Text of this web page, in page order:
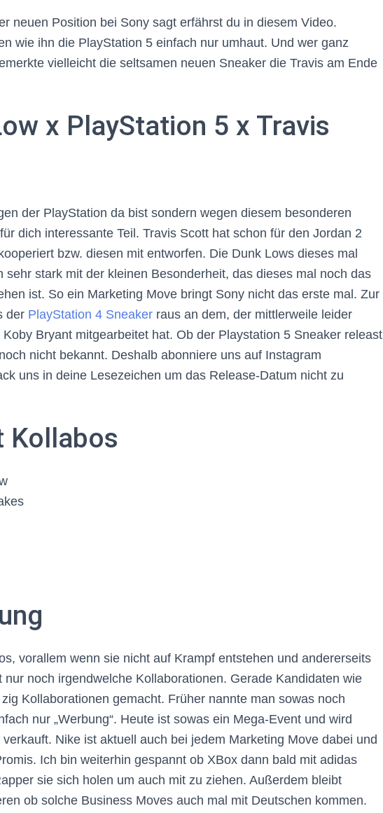
neuen Position bei Sony sagt erfährst du in diesem Video.
wie ihn die PlayStation 5 einfach nur umhaut. Und wer ganz
vielleicht die seltsamen neuen Sneaker die Travis am Ende
x PlayStation 5 x Travis
der PlayStation da bist sondern wegen diesem besonderen
dich interessante Teil. Travis Scott hat schon für den Jordan 2
bzw. diesen mit entworfen. Die Dunk Lows dieses mal
sehr stark mit der kleinen Besonderheit, das dieses mal noch das
ist. So ein Marketing Move bringt Sony nicht das erste mal. Zur
der PlayStation 4 Sneaker raus an dem, der mittlerweile leider
Bryant mitgearbeitet hat. Ob der Playstation 5 Sneaker releast
nicht bekannt. Deshalb abonniere uns auf Instagram
uns in deine Lesezeichen um das Release-Datum nicht zu
Kollabos
vorallem wenn sie nicht auf Krampf entstehen und andererseits
noch irgendwelche Kollaborationen. Gerade Kandidaten wie
Kollaborationen gemacht. Früher nannte man sowas noch
nur „Werbung“. Heute ist sowas ein Mega-Event und wird
Nike ist aktuell auch bei jedem Marketing Move dabei und
Ich bin weiterhin gespannt ob XBox dann bald mit adidas
sie sich holen um auch mit zu ziehen. Außerdem bleibt
ob solche Business Moves auch mal mit Deutschen kommen.